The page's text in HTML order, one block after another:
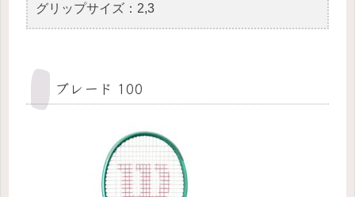
グリップサイズ：2,3
ブレード 100